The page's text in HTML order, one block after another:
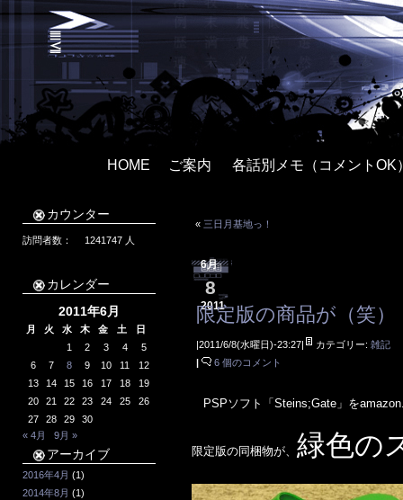
HOME ご案内 各話別メモ（コメントOK
カウンター
訪問者数： 1241747人
カレンダー
2011年6月
月 火 水 木 金 土
日
1
2 3 4
5
6
7 8 9 10 11
12
13
14 15 16 17 18
19
20
21 22 23 24 25
26
27
28 29
30
« 4月
9月 »
アーカイブ
2016年4月 (1)
2014年8月 (1)
« 三日月基地っ！
6月
8
2011
限定版の商品が（笑）
|2011/6/8(水曜日)-23:27| カテゴリー:雑記
|
6 個のコメント
PSPソフト「Steins;Gate」を
限定版の同梱物が、緑色の